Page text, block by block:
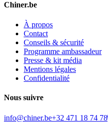
Chiner.be
À propos
Contact
Conseils & sécurité
Programme ambassadeur
Presse & kit média
Mentions légales
Confidentialité
Nous suivre
info@chiner.be+32 471 18 74 78